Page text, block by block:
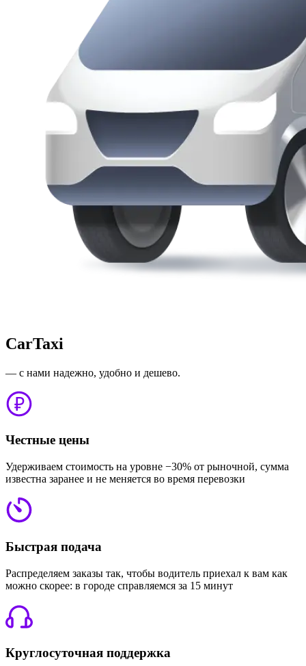
CarTaxi
— с нами надежно, удобно и дешево.
Честные цены
Удерживаем стоимость на уровне −30% от рыночной, сумма
известна заранее и не меняется во время перевозки
Быстрая подача
Распределяем заказы так, чтобы водитель приехал к вам как
можно скорее: в городе справляемся за 15 минут
Круглосуточная поддержка